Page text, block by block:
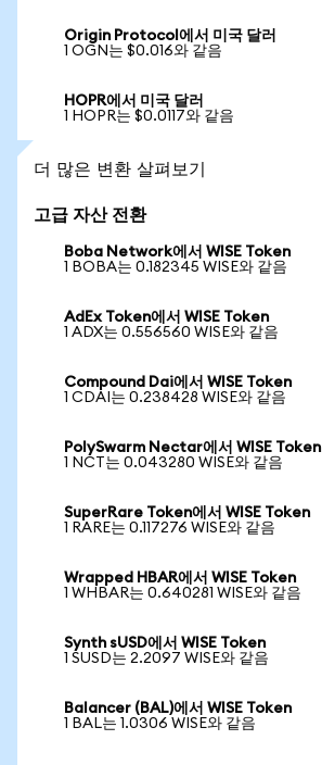
Origin Protocol에서 미국 달러
1 OGN는 $0.016와 같음
HOPR에서 미국 달러
1 HOPR는 $0.0117와 같음
더 많은 변환 살펴보기
고급 자산 전환
Boba Network에서 WISE Token
1 BOBA는 0.182345 WISE와 같음
AdEx Token에서 WISE Token
1 ADX는 0.556560 WISE와 같음
Compound Dai에서 WISE Token
1 CDAI는 0.238428 WISE와 같음
PolySwarm Nectar에서 WISE Token
1 NCT는 0.043280 WISE와 같음
SuperRare Token에서 WISE Token
1 RARE는 0.117276 WISE와 같음
Wrapped HBAR에서 WISE Token
1 WHBAR는 0.640281 WISE와 같음
Synth sUSD에서 WISE Token
1 SUSD는 2.2097 WISE와 같음
Balancer (BAL)에서 WISE Token
1 BAL는 1.0306 WISE와 같음